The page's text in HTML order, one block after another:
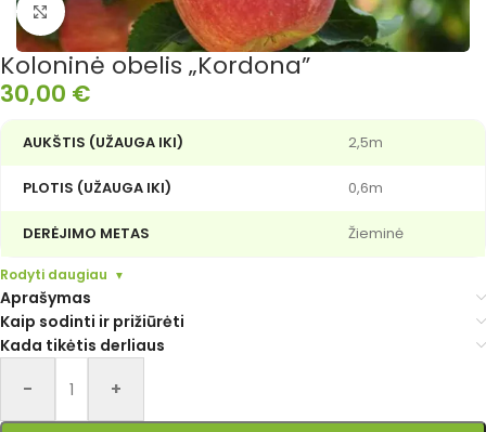
Išdidinti nuotrauką
Koloninė obelis „Kordona”
30,00 €
AUKŠTIS (UŽAUGA IKI) 2,5m
PLOTIS (UŽAUGA IKI) 0,6m
DERĖJIMO METAS Žieminė
Rodyti daugiau
Aprašymas
Kaip sodinti ir prižiūrėti
Kada tikėtis derliaus
- +